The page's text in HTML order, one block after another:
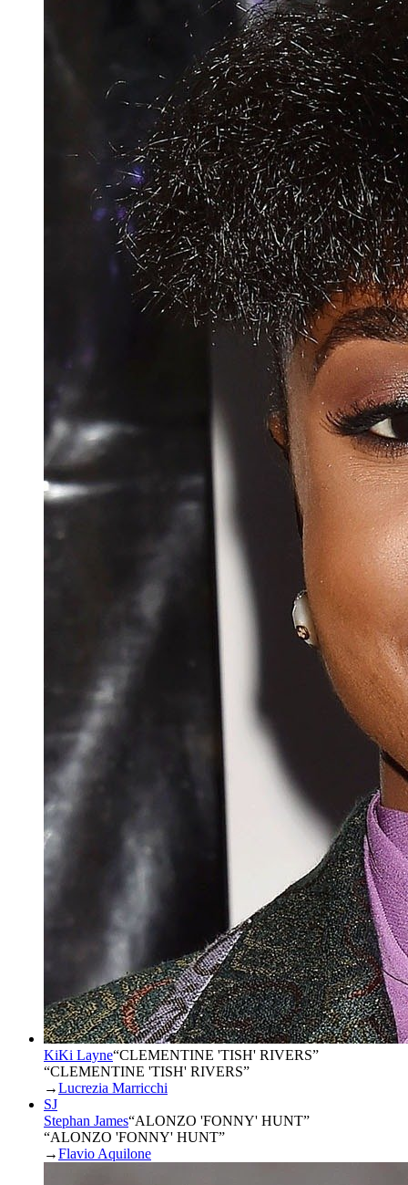
KiKi Layne“CLEMENTINE 'TISH' RIVERS”
“CLEMENTINE 'TISH' RIVERS”
→Lucrezia Marricchi
SJ
Stephan James“ALONZO 'FONNY' HUNT”
“ALONZO 'FONNY' HUNT”
→Flavio Aquilone